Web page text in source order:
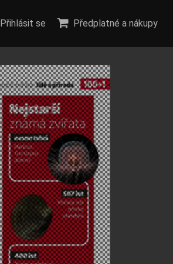
Přihlásit se Předplatné a nákupy